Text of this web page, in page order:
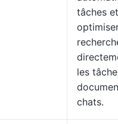
tâches et
les
chats.